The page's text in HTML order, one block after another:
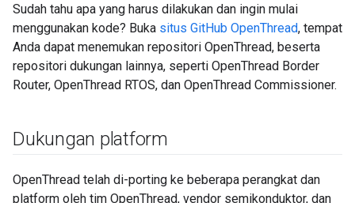
Sudah tahu apa yang harus dilakukan dan ingin mulai
menggunakan kode? Buka situs GitHub OpenThread, tempat
Anda dapat menemukan repositori OpenThread, beserta
repositori dukungan lainnya, seperti OpenThread Border
Router, OpenThread RTOS, dan OpenThread Commissioner.
Dukungan platform
OpenThread telah di-porting ke beberapa perangkat dan
platform oleh tim OpenThread, vendor semikonduktor, dan